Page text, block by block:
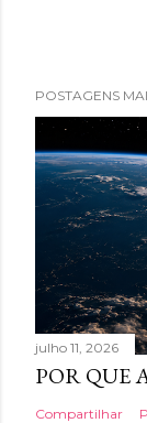
POSTAGENS
julho 11, 2026
POR QUE
Compartilhar